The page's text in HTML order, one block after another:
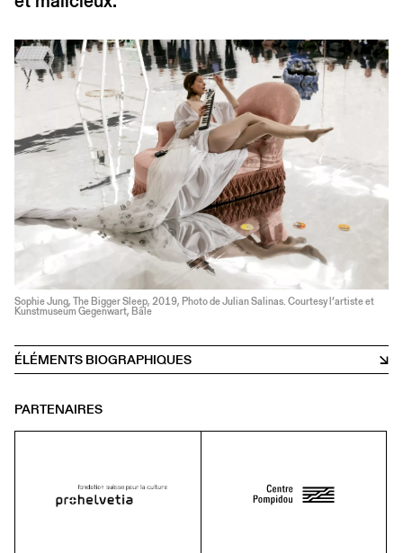
Sophie Jung, The Bigger Sleep, 2019, Photo de Julian Salinas. Courtesy l’artiste et
Kunstmuseum Gegenwart, Bâle
ÉLÉMENTS BIOGRAPHIQUES
PARTENAIRES